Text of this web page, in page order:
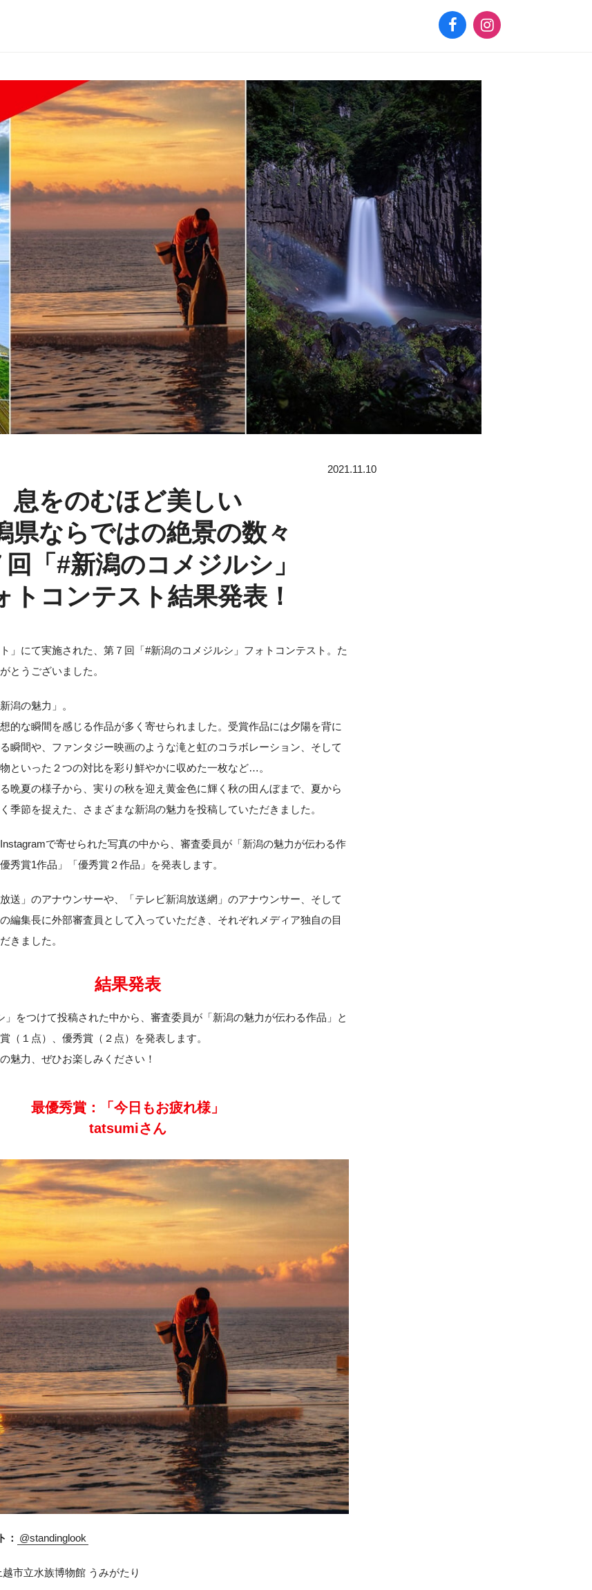
2021.11.10
息をのむほど美しい
県ならではの絶景の数々
「#新潟のコメジルシ」
トコンテスト結果発表！
」にて実施された、第７回「#新潟のコメジルシ」フォトコンテスト。た
とうございました。
潟の魅力」。
的な瞬間を感じる作品が多く寄せられました。受賞作品には夕陽を背に
瞬間や、ファンタジー映画のような滝と虹のコラボレーション、そして
といった２つの対比を彩り鮮やかに収めた一枚など…。
晩夏の様子から、実りの秋を迎え黄金色に輝く秋の田んぼまで、夏から
季節を捉えた、さまざまな新潟の魅力を投稿していただきました。
で寄せられた写真の中から、審査委員が「新潟の魅力が伝わる作
秀賞1作品」「優秀賞２作品」を発表します。
送」のアナウンサーや、「テレビ新潟放送網」のアナウンサー、そして
編集長に外部審査員として入っていただき、それぞれメディア独自の目
きました。
結果発表
」をつけて投稿された中から、審査委員が「新潟の魅力が伝わる作品」と
（１点）、優秀賞（２点）を発表します。
魅力、ぜひお楽しみください！
最優秀賞：「今日もお疲れ様」
tatsumiさん
： @standinglook
越市立水族博物館 うみがたり